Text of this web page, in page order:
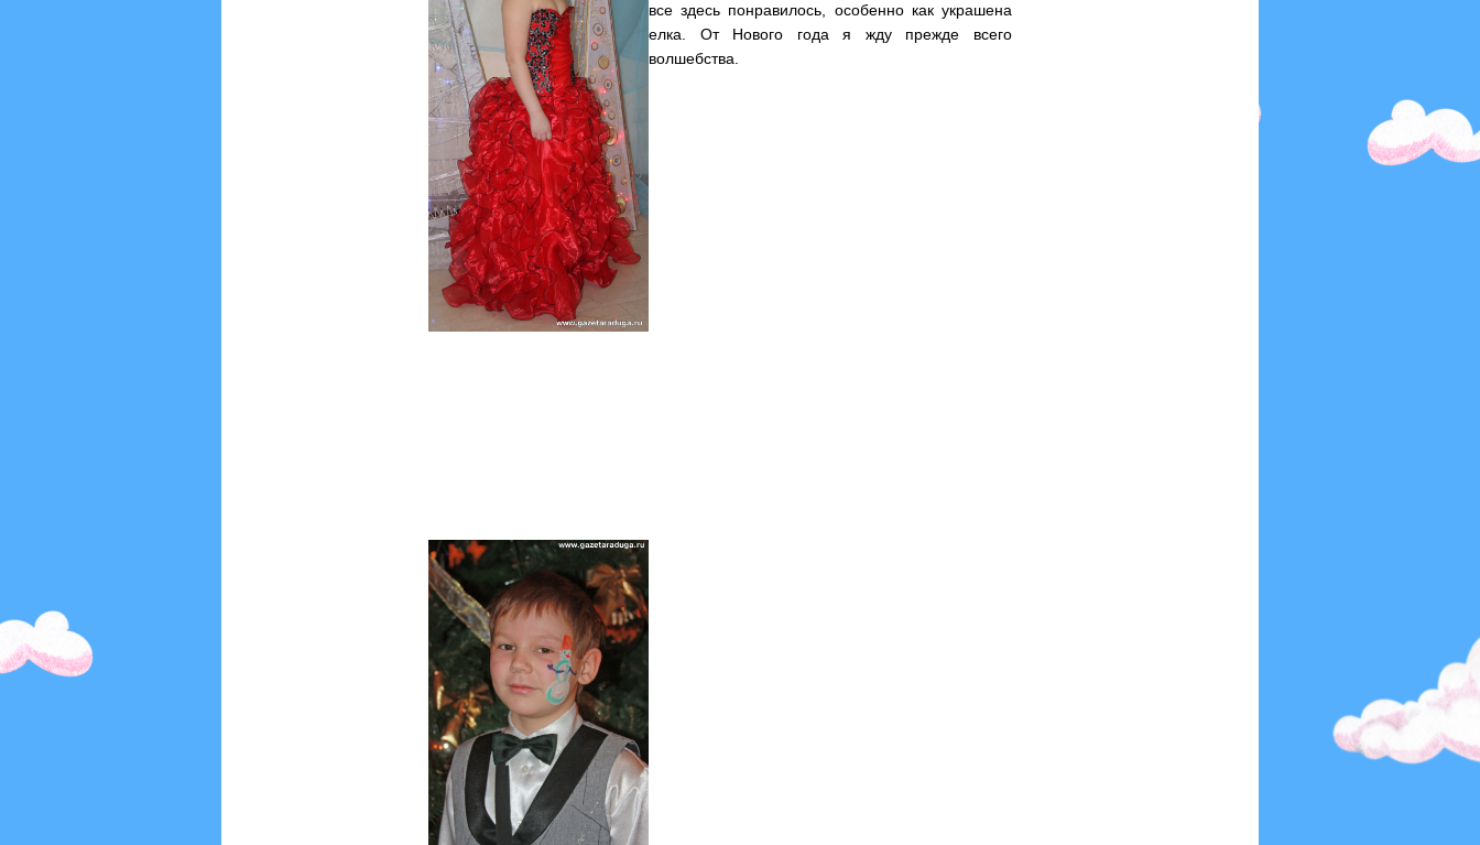
все здесь понравилось, особенно как украшена
елка. От Нового года я жду прежде всего
волшебства.